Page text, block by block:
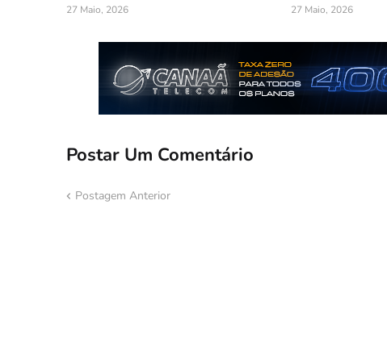
27 Maio, 2026 27 Maio, 2026
Postar Um Comentário
Postagem Anterior